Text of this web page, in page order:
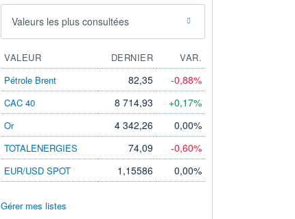
Valeurs les plus consultées
VALEUR DERNIER
VAR.
Pétrole Brent
82,35 -0,88%
CAC 40 8 714,93 +0,17%
Or 4 342,26 0,00%
TOTALENERGIES 74,09 -0,60%
EUR/USD SPOT 1,15586 0,00%
Gérer mes listes